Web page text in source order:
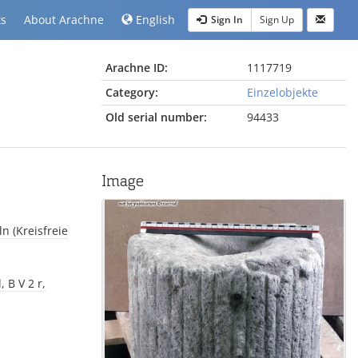
About Arachne English Sign In Sign Up
Arachne ID:
1117719
Category:
Einzelobjekte
Old serial number:
94433
(Kreisfreie
B V 2 r,
Image